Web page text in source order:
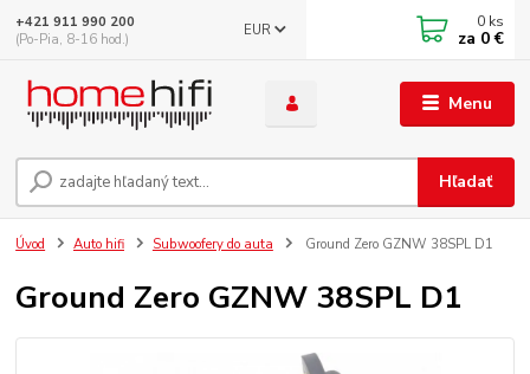
Menu
EUR
Hľadať
+421 911 990 200
(Po-Pia, 8-16 hod.)
0 ks
za 0 €
Úvod Auto hifi Subwoofery do auta Ground Zero GZNW 38SPL D1
Ground Zero GZNW 38SPL D1